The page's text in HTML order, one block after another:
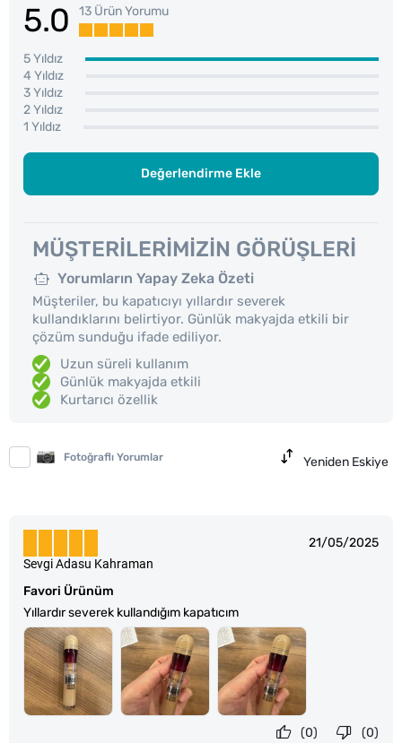
5.0 13 Ürün Yorumu
5 Yıldız
4 Yıldız
3 Yıldız
2 Yıldız
1 Yıldız
Değerlendirme Ekle
MÜŞTERILERIMIZIN GÖRÜŞLERI
Yorumların Yapay Zeka Özeti
Müşteriler, bu kapatıcıyı yıllardır severek
kullandıklarını belirtiyor. Günlük makyajda etkili bir
çözüm sunduğu ifade ediliyor.
Uzun süreli kullanım
Günlük makyajda etkili
Kurtarıcı özellik
Fotoğraflı Yorumlar Yeniden Eskiye
21/05/2025
Favori Ürünüm
Yıllardır severek kullandığım kapatıcım
Sevgi Adasu Kahraman
(0)
(0)